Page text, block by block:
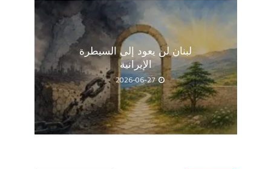
لبنان لن يعود إلى السيطرة
الإيرانية
2026-06-27